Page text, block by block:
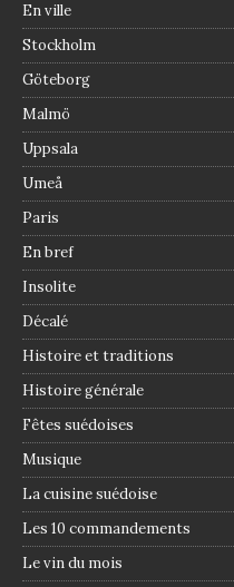
En ville
Stockholm
Göteborg
Malmö
Uppsala
Umeå
Paris
En bref
Insolite
Décalé
Histoire et traditions
Histoire générale
Fêtes suédoises
Musique
La cuisine suédoise
Les 10 commandements
Le vin du mois